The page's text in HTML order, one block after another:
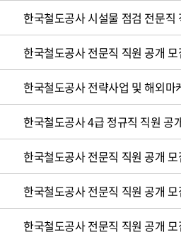
한국철도공사 시설물 점검 전문직
한국철도공사 전문직 직원 공개 모
한국철도공사 전략사업 및 해외마
한국철도공사 4급 정규직 직원 공
한국철도공사 전문직 직원 공개 모
한국철도공사 전문직 직원 공개 모
한국철도공사 전문직 직원 공개 모